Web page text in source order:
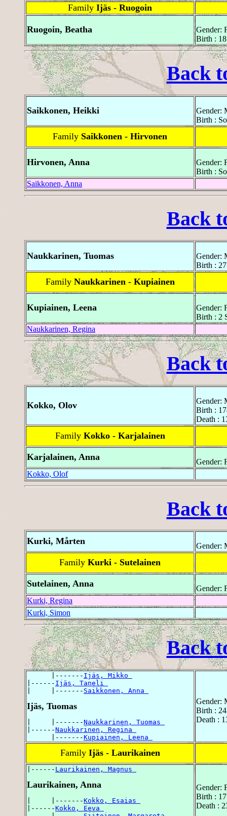
Family Ijäs - Ruogoin
Ruogoin, Beatha
Gender:
Birth :
Back
Saikkonen, Heikki
Gender:
Birth :
Family Saikkonen - Hirvonen
Hirvonen, Anna
Gender:
Birth :
Saikkonen, Anna
Back
Naukkarinen, Tuomas
Gender:
Birth :
Family Naukkarinen - Kupiainen
Kupiainen, Leena
Gender:
Birth : 2
Naukkarinen, Regina
Back
Kokko, Olov
Gender:
Birth :
Death :
Family Kokko - Karjalainen
Karjalainen, Anna
Gender:
Kokko, Olof
Back
Kurki, Mårten Gender:
Family Kurki - Sutelainen
Sutelainen, Anna
Gender:
Kurki, Regina
Kurki, Simon
Back
      |-------
Ijäs, Mikko
|------ Ijäs, Taneli
|     |------- Saikkonen, Anna
Ijäs, Tuomas
|     |-------Naukkarinen, Tuomas
|------Naukkarinen, Regina
      |-------
Kupiainen, Leena
Gender:
Birth :
Death :
Family Ijäs - Laurikainen
|------ Laurikainen, Magnus
Laurikainen, Anna
|     |-------Kokko, Esaias
|------Kokko, Eeva
Gender:
Birth :
Death :